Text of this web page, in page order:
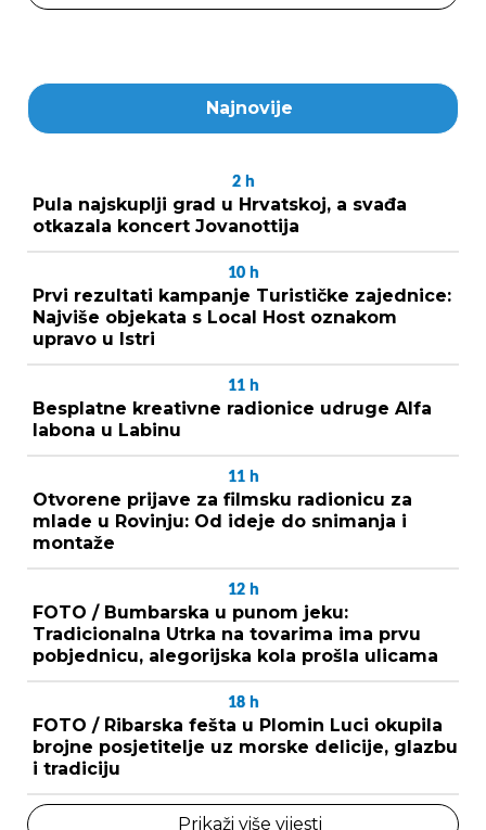
Najnovije
2 h
Pula najskuplji grad u Hrvatskoj, a svađa
otkazala koncert Jovanottija
10 h
Prvi rezultati kampanje Turističke zajednice:
Najviše objekata s Local Host oznakom
upravo u Istri
11 h
Besplatne kreativne radionice udruge Alfa
labona u Labinu
11 h
Otvorene prijave za filmsku radionicu za
mlade u Rovinju: Od ideje do snimanja i
montaže
12 h
FOTO / Bumbarska u punom jeku:
Tradicionalna Utrka na tovarima ima prvu
pobjednicu, alegorijska kola prošla ulicama
18 h
FOTO / Ribarska fešta u Plomin Luci okupila
brojne posjetitelje uz morske delicije, glazbu
i tradiciju
Prikaži više vijesti